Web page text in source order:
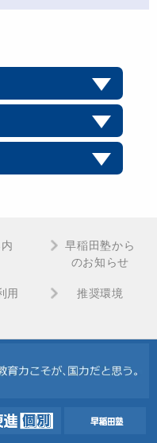
早稲田塾から
のお知らせ
用 推奨環境